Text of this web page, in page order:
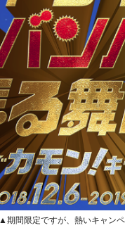
▲期間限定ですが、熱いキャン